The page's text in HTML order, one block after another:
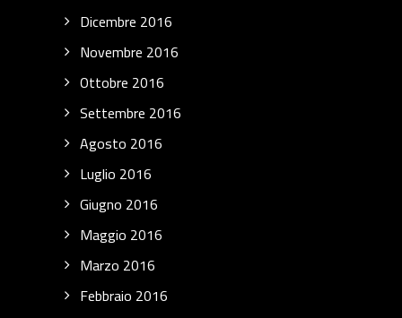
Dicembre 2016
Novembre 2016
Ottobre 2016
Settembre 2016
Agosto 2016
Luglio 2016
Giugno 2016
Maggio 2016
Marzo 2016
Febbraio 2016